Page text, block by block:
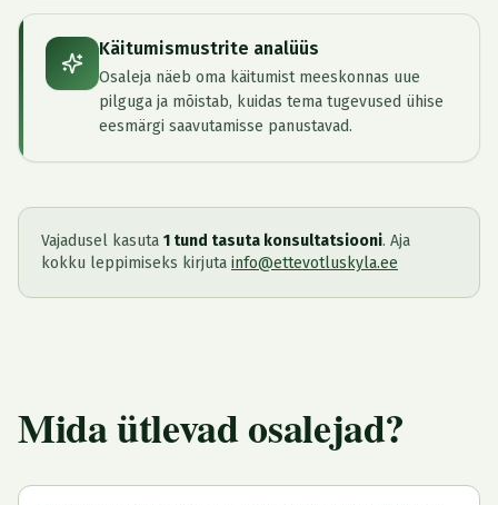
Käitumismustrite analüüs
Osaleja näeb oma käitumist meeskonnas uue
pilguga ja mõistab, kuidas tema tugevused ühise
eesmärgi saavutamisse panustavad.
Vajadusel kasuta 1 tund tasuta konsultatsiooni. Aja
kokku leppimiseks kirjuta info@ettevotluskyla.ee
Mida ütlevad osalejad?